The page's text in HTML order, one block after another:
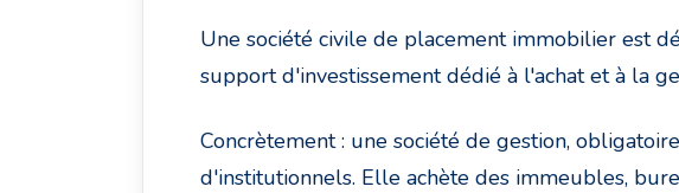
Une société civile de placement immobilier est
support d'investissement dédié à l'achat et à la
Concrètement : une société de gestion,
d'institutionnels. Elle achète des immeubles,